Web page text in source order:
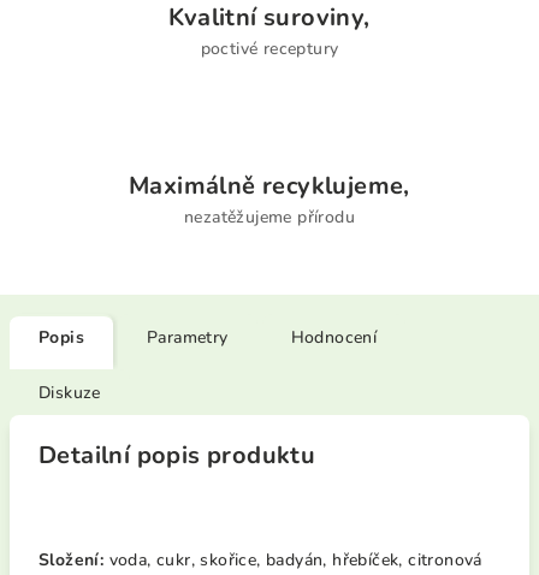
Kvalitní suroviny,
poctivé receptury
Maximálně recyklujeme,
nezatěžujeme přírodu
Popis Parametry Hodnocení
Diskuze
Detailní popis produktu
Složení: voda, cukr, skořice, badyán, hřebíček, citronová